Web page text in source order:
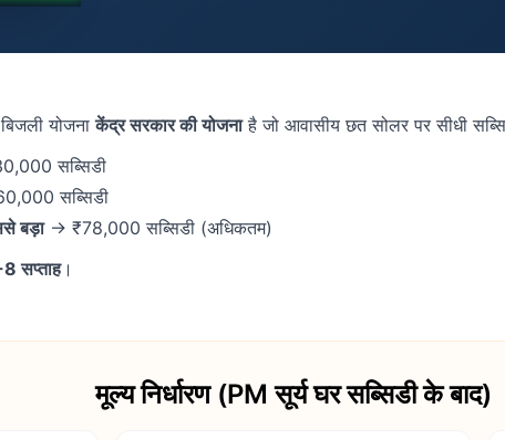
योजनाकेंद्र सरकार की योजनाहै जो आवासीय छत सोलर पर सीधी
सब्सिडी
सब्सिडी
बड़ा→ ₹78,000 सब्सिडी (अधिकतम)
सप्ताह।
मूल्य निर्धारण (PM सूर्य घर सब्सिडी के बाद)